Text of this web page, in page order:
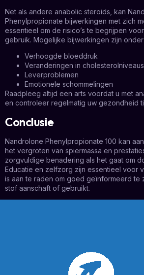
Net als andere anabolic steroids, kan
Phenylpropionate bijwerkingen met zich
essentieel om de risico’s te begrijpen
gebruik. Mogelijke bijwerkingen zijn
Verhoogde bloeddruk
Veranderingen in cholesterolniveaus
Leverproblemen
Emotionele schommelingen
Raadpleeg altijd een arts voordat u met
en controleer regelmatig uw gezondheid
Conclusie
Nandrolone Phenylpropionate 100 kan
het vergroten van spiermassa en
zorgvuldige benadering als het gaat om
Educatie en zelfzorg zijn essentieel voor
is aan te raden om goed geïnformeerd te
stof aanschaft of gebruikt.